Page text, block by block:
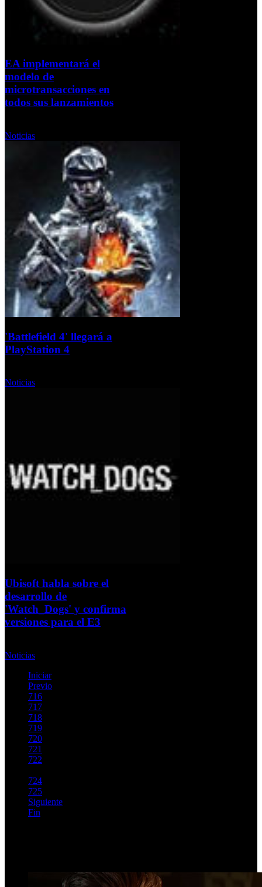
EA implementará el
modelo de
microtransacciones en
todos sus lanzamientos
Noticias
'Battlefield 4' llegará a
PlayStation 4
Noticias
Ubisoft habla sobre el
desarrollo de
'Watch_Dogs' y confirma
versiones para el E3
Noticias
Iniciar
Previo
716
717
718
719
720
721
722
724
725
Siguiente
Fin